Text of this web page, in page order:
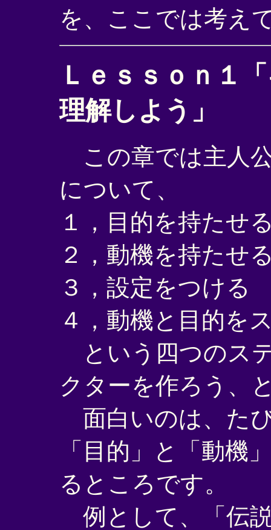
を、ここでは考え
Ｌｅｓｓｏｎ１
理解しよう」
この章では主人
について、
１，目的を持たせ
２，動機を持たせ
３，設定をつける
４，動機と目的を
という四つのス
クターを作ろう、
面白いのは、た
「目的」と「動機
るところです。
例として、「伝